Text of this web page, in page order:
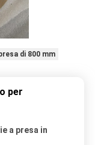
di 800 mm
per
a presa in